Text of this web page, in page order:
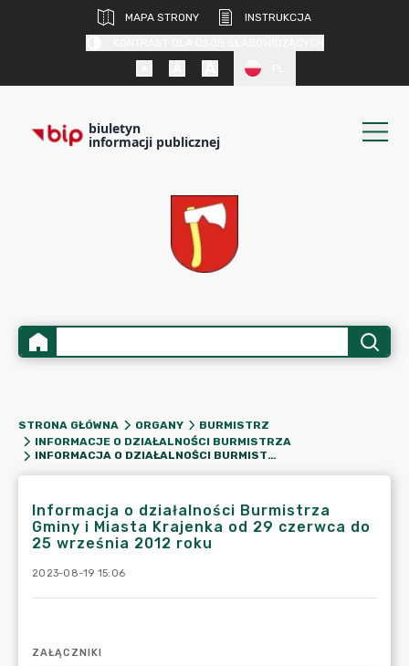
MAPA STRONY
INSTRUKCJA
biuletyn
informacji publicznej
STRONA GŁÓWNA ORGANY
BURMISTRZ
INFORMACJE O DZIAŁALNOŚCI BURMISTRZA
INFORMACJA O DZIAŁALNOŚCI BURMISTRZA GMINY I MIASTA KRAJENKA OD 29 CZERWCA DO 25 WRZEŚNIA 2012 ROKU
Informacja o działalności Burmistrza
Gminy i Miasta Krajenka od 29 czerwca do
25 września 2012 roku
2023-08-19 15:06
ZAŁĄCZNIKI